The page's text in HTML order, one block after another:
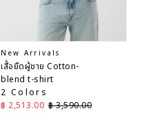
New Arrivals
เสื้อยืดผู้ชาย Cotton-
blend t-shirt
2 Colors
ราคาลด
฿ 2,513.00 ราคาปกติ
฿ 3,590.00